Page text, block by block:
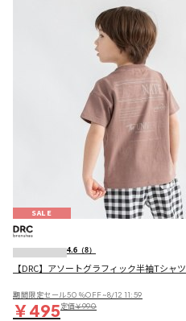
SALE
4.6 （8）
【DRC】アソートグラフィック半袖Tシャツ
期間限定セール50％OFF~8/12 11:59
￥495定価￥990